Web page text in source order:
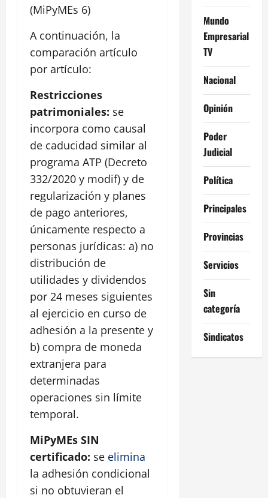
(MiPyMEs 6)
A continuación, la
comparación artículo
por artículo:
Restricciones
patrimoniales: se
incorpora como causal
de caducidad similar al
programa ATP (Decreto
332/2020 y modif) y de
regularización y planes
de pago anteriores,
únicamente respecto a
personas jurídicas: a) no
distribución de
utilidades y dividendos
por 24 meses siguientes
al ejercicio en curso de
adhesión a la presente y
b) compra de moneda
extranjera para
determinadas
operaciones sin límite
temporal.
MiPyMEs SIN
certificado: se elimina
la adhesión condicional
si no obtuvieran el
Mundo
Empresarial
TV
Nacional
Opinión
Poder
Judicial
Política
Principales
Provincias
Servicios
Sin
categoría
Sindicatos